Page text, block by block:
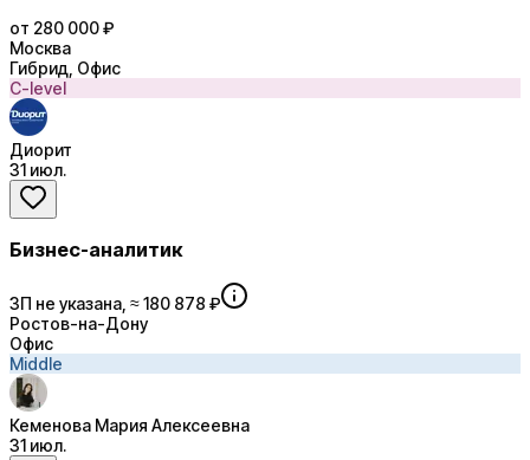
от 280 000 ₽
Москва
Гибрид, Офис
C-level
Диорит
31 июл.
Бизнес-аналитик
ЗП не указана, ≈ 180 878 ₽
Ростов-на-Дону
Офис
Middle
Кеменова Мария Алексеевна
31 июл.